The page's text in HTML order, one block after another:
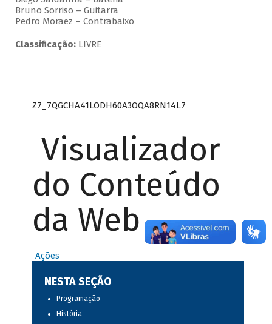
Bruno Sorriso – Guitarra
Pedro Moraez – Contrabaixo
Classificação:LIVRE
Z7_7QGCHA41LODH60A3OQA8RN14L7
Visualizador
do Conteúdo
da Web
Ações
NESTA SEÇÃO
Programação
História